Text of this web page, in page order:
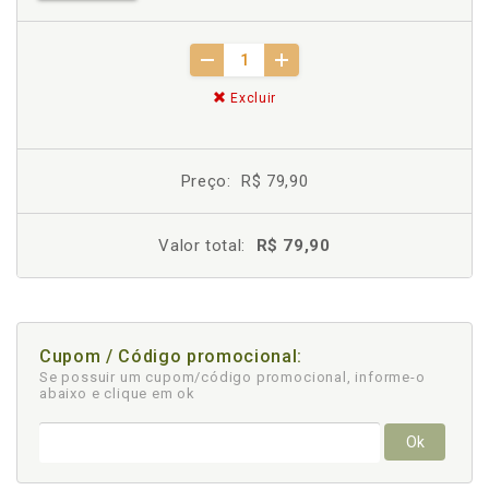
Excluir
Preço: R$ 79,90
Valor total: R$ 79,90
Cupom / Código promocional:
Se possuir um cupom/código promocional, informe-o
abaixo e clique em ok
Ok